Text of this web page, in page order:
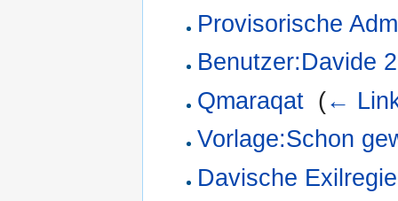
Provisorische
Benutzer:Davide
Qmaraqat‎ (←
Vorlage:Schon
Davische